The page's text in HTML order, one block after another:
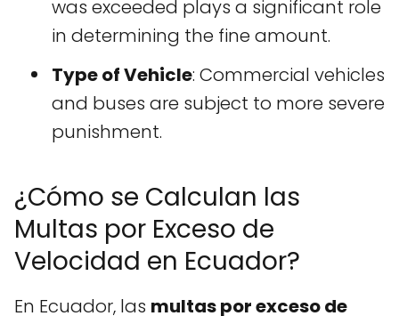
was exceeded plays a significant role
in determining the fine amount.
Type of Vehicle: Commercial vehicles
and buses are subject to more severe
punishment.
¿Cómo se Calculan las
Multas por Exceso de
Velocidad en Ecuador?
En Ecuador, las multas por exceso de